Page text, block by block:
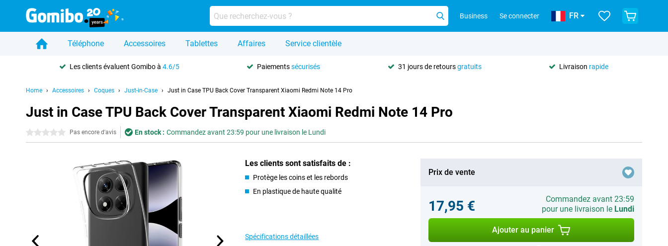
Business Se connecter FR
Téléphone Accessoires Tablettes Affaires Service clientèle
Les clients évaluent Gomibo à4.6/5 Paiementssécurisés 31 jours de retoursgratuits Livraison rapide
Home Accessoires Coques Just-in-Case Just in Case TPU Back Cover Transparent Xiaomi Redmi Note 14 Pro
Just in Case TPU Back Cover Transparent Xiaomi Redmi Note 14 Pro
0 étoiles Pas encore d'avis En stock : Commandez avant 23:59 pour une livraison le Lundi
Les clients sont satisfaits de :
Protège les coins et les rebords
En plastique de haute qualité
Spécifications détaillées
Prix de vente
17,95 €
Commandez avant 23:59
pour une livraison le Lundi
Ajouter au panier